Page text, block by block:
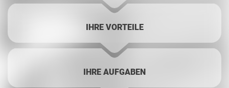
IHRE VORTEILE
IHRE AUFGABEN